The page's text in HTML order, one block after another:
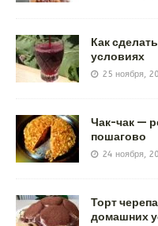
Как
условиях
25 ноября,
Чак-чак —
пошагово
24 ноября,
Торт
домашних